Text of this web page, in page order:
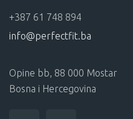
+387 61 748 894
info@perfectfit.ba
Opine bb, 88 000 Mostar
Bosna i Hercegovina